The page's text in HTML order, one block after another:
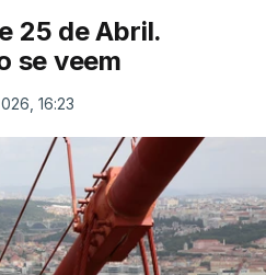
25 de Abril.
se veem
16:23